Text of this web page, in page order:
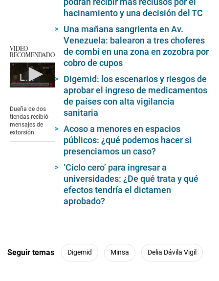
VIDEO
RECOMENDADO
La Victoria: extorsionan a comerciante Gamarra
of
2
minutes,
33
Dueña de dos
tiendas recibió
mensajes de
extorsión.
hacinamiento y una decisión del TC
Una mañana sangrienta en Av.
Venezuela: balearon a tres choferes
de combi en una zona en zozobra por
cobro de cupos
Digemid: los escenarios y riesgos de
aprobar el ingreso de medicamentos
de países con alta vigilancia
sanitaria
Acoso a menores en espacios
públicos: ¿qué podemos hacer si
presenciamos un caso?
‘Ciclo cero’ para ingresar a
universidades: ¿De qué trata y qué
efectos tendría el dictamen
aprobado?
Seguir temas Digemid Minsa Delia Dávila Vigil